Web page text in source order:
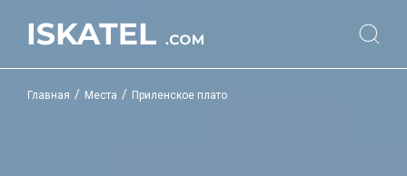
Главная / Места / Приленское плато